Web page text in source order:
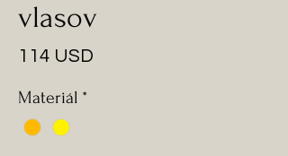
vlasov
114 USD
Materiál *